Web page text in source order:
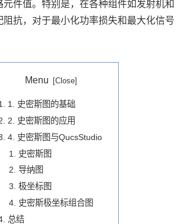
件值。特别是，在各种组件如发射机和
阻抗，对于最小化功率损失和最大化信号
Menu
1. 史密斯图的基础
2. 史密斯图的应用
4. 史密斯图与QucsStudio
史密斯图
导纳图
极坐标图
史密斯极坐标组合图
总结